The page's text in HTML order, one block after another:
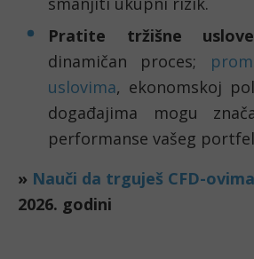
Pratite tržišne uslove
dinamičan proces;
uslovima, ekonomskoj
događajima mogu
performanse vašeg
» Nauči da trguješ CFD-
2026. godini